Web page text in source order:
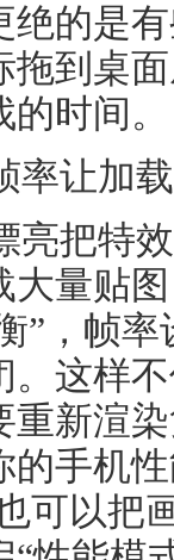
绝的是
拖到桌
时间。
率让加
亮把特
大量贴
”，帧
。这样
重新渲
的手机
可以把